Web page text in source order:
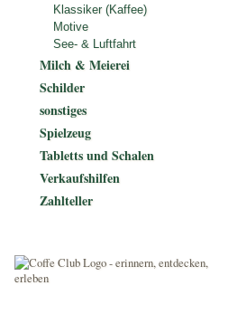
Klassiker (Kaffee)
Motive
See- & Luftfahrt
Milch & Meierei
Schilder
sonstiges
Spielzeug
Tabletts und Schalen
Verkaufshilfen
Zahlteller